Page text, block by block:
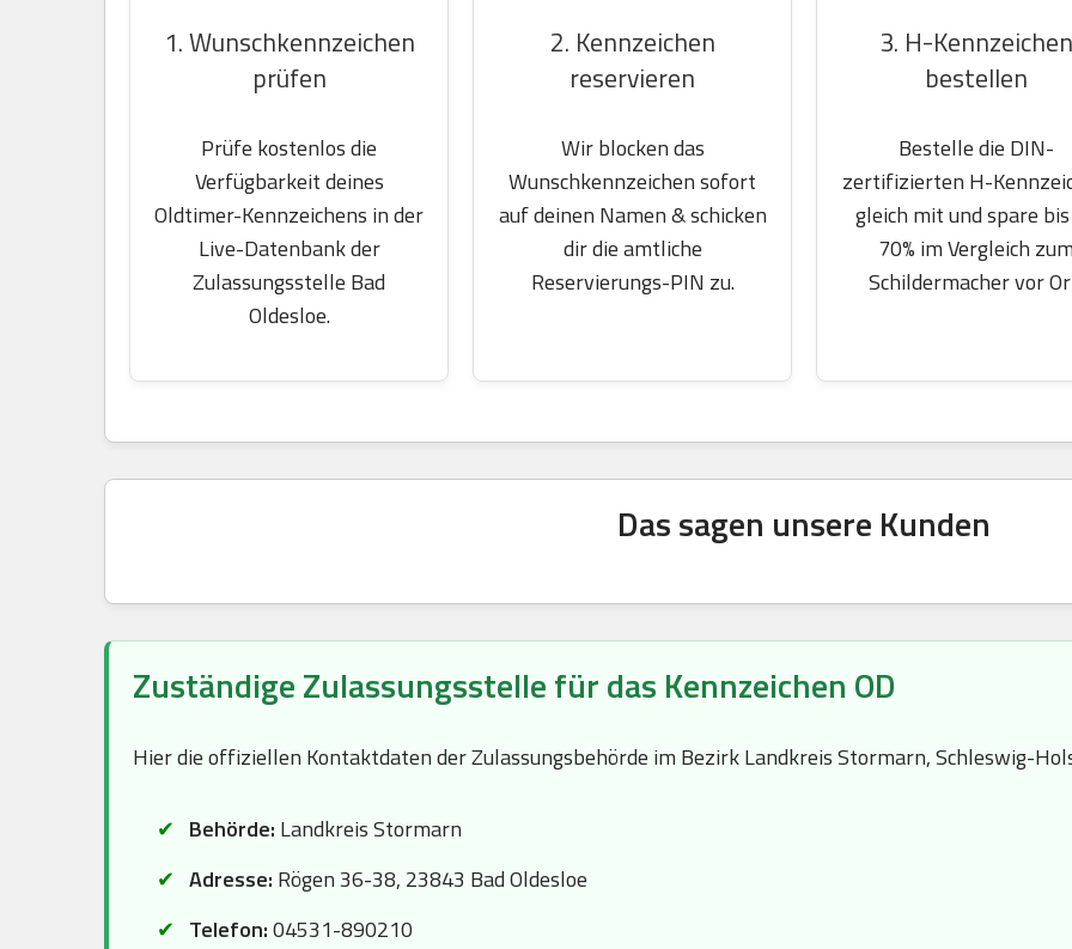
1. Wunschkennzeichen
prüfen
Prüfe kostenlos die
Verfügbarkeit deines
Oldtimer-Kennzeichens in der
Live-Datenbank der
Zulassungsstelle Bad
Oldesloe.
2. Kennzeichen
reservieren
Wir blocken das
Wunschkennzeichen sofort
auf deinen Namen & schicken
dir die amtliche
Reservierungs-PIN zu.
3. H-Kennzeichen
bestellen
Bestelle die DIN-
zertifizierten H-
gleich mit und spare
70% im Vergleich zum
Schildermacher vor
Das sagen unsere Kunden
Zuständige Zulassungsstelle für das Kennzeichen OD
Hier die offiziellen Kontaktdaten der Zulassungsbehörde im Bezirk Landkreis Stormarn, Schleswig-
Behörde: Landkreis Stormarn
Adresse: Rögen 36-38, 23843 Bad Oldesloe
Telefon:04531-890210